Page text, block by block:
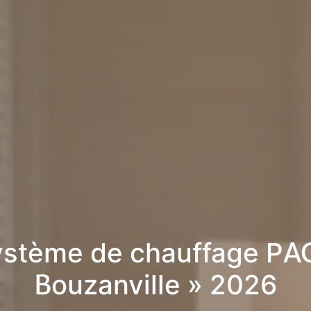
de chauffage
Bouzanville » 2026